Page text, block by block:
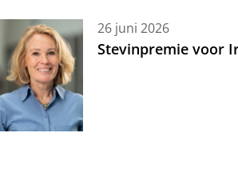
26 juni 2026
Stevinpremie voor